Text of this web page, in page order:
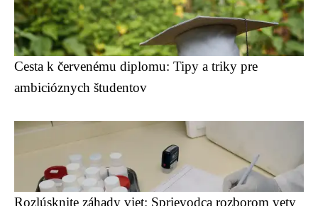
Cesta k červenému diplomu: Tipy a triky pre
ambicióznych študentov
Rozlúsknite záhady viet: Sprievodca rozborom vety